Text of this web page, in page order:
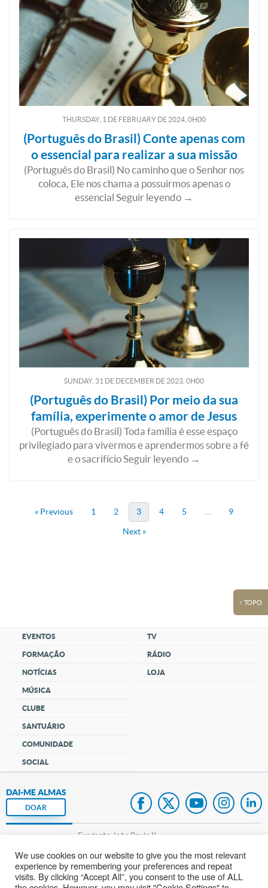
THURSDAY, 1 DE FEBRUARY DE 2024, 0H00
(Português do Brasil) Conte apenas com
o essencial para realizar a sua missão
(Português do Brasil) No caminho que o Senhor nos
coloca, Ele nos chama a possuirmos apenas o
essencial Seguir leyendo →
SUNDAY, 31 DE DECEMBER DE 2023, 0H00
(Português do Brasil) Por meio da sua
família, experimente o amor de Jesus
(Português do Brasil) Toda família é esse espaço
privilegiado para vivermos e aprendermos sobre a fé
e o sacrifício Seguir leyendo →
« Previous 1 2 3 4 5 9
Next »
↑ TOPO
EVENTOS
FORMAÇÃO
NOTÍCIAS
MÚSICA
CLUBE
SANTUÁRIO
COMUNIDADE
SOCIAL
TV
RÁDIO
LOJA
DAI-ME ALMAS
DOAR
Fundação João Paulo II
Pedido de Oração
Mapa do site
We use cookies on our website to give you the most relevant
experience by remembering your preferences and repeat
visits. By clicking “Accept All”, you consent to the use of ALL